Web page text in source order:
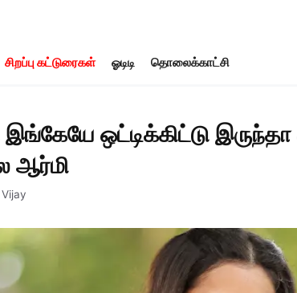
சிறப்பு கட்டுரைகள் ஓடிடி தொலைக்காட்சி
இங்கேயே ஒட்டிக்கிட்டு
ஆர்மி
Vijay